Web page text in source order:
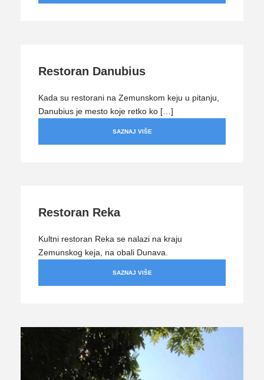
Restoran Danubius
Kada su restorani na Zemunskom keju u pitanju,
Danubius je mesto koje retko ko […]
SAZNAJ VIŠE
Restoran Reka
Kultni restoran Reka se nalazi na kraju
Zemunskog keja, na obali Dunava.
SAZNAJ VIŠE